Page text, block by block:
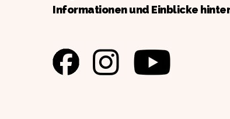
Informationen und Einblicke